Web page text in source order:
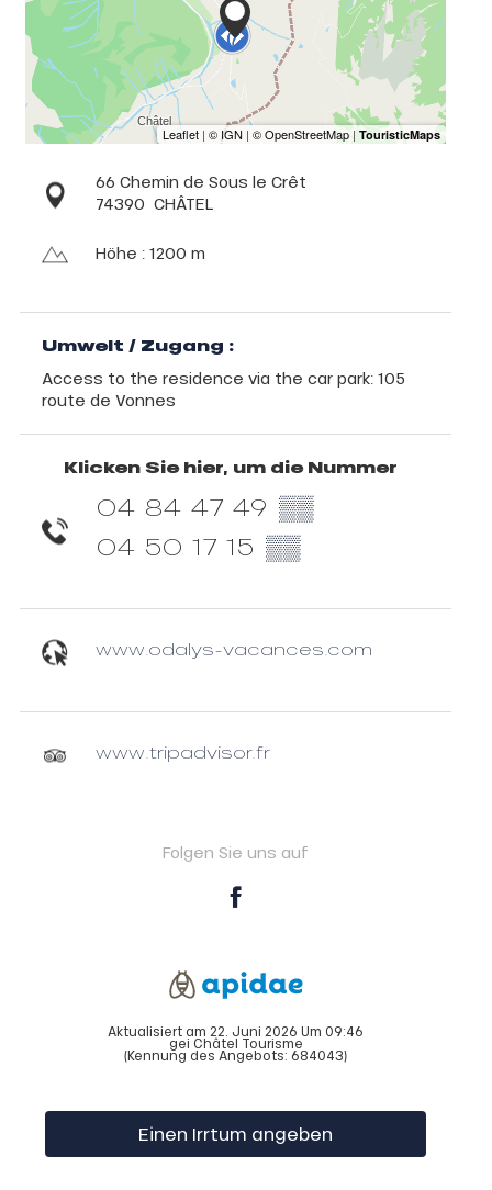
66 Chemin de Sous le Crêt
74390 CHÂTEL
Höhe : 1200 m
Umwelt / Zugang :
Access to the residence via the car park: 105
route de Vonnes
Klicken Sie hier, um die Nummer
04 84 47 49 ▒▒
04 50 17 15 ▒▒
www.odalys-vacances.com
www.tripadvisor.fr
Folgen Sie uns auf
Aktualisiert am 22. Juni 2026 Um 09:46
gei Châtel Tourisme
(Kennung des Angebots: 684043)
Einen Irrtum angeben